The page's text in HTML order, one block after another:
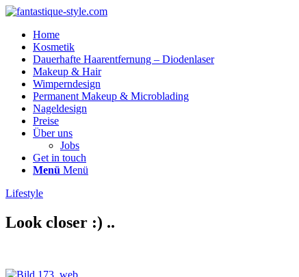
Home
Kosmetik
Dauerhafte Haarentfernung – Diodenlaser
Makeup & Hair
Wimperndesign
Permanent Makeup & Microblading
Nageldesign
Preise
Über uns
Jobs
Get in touch
Menü Menü
Lifestyle
Look closer :) ..